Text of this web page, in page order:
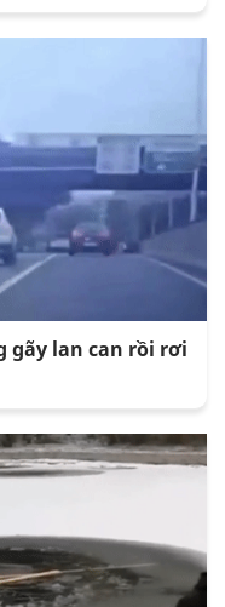
gãy lan can rồi rơi